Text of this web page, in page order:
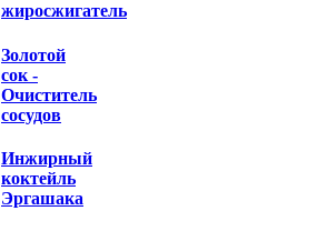
жиросжигатель
Золотой
сок -
Очиститель
сосудов
Инжирный
коктейль
Эргашака